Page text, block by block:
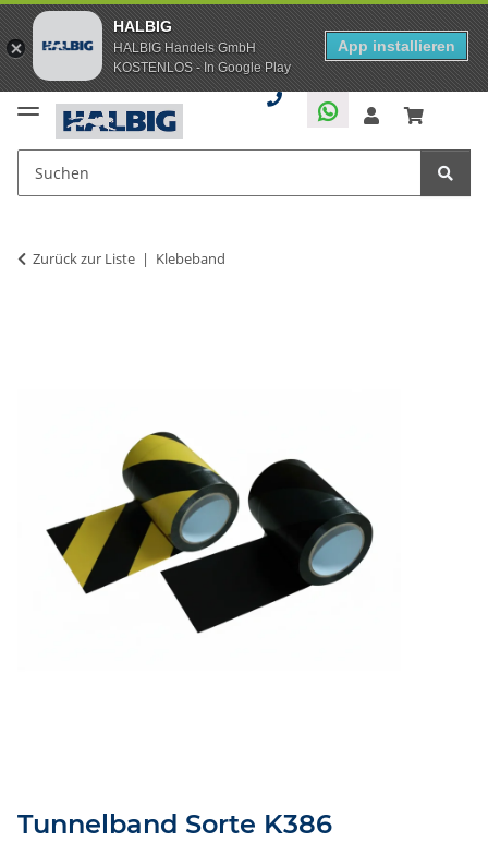
HALBIG
HALBIG Handels GmbH
KOSTENLOS - In Google Play
App installieren
Zurück zur Liste Klebeband
Tunnelband Sorte K386